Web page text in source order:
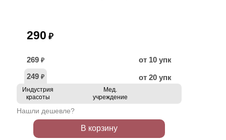
290 ₽
269 ₽
от 10 упк
249 ₽ от 20 упк
Индустрия
красоты
Мед.
учреждение
Нашли дешевле?
В корзину